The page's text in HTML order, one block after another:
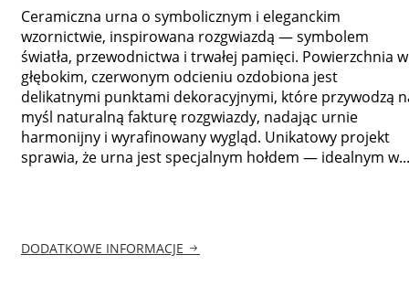
Ceramiczna urna o symbolicznym i eleganckim
wzornictwie, inspirowana rozgwiazdą — symbolem
światła, przewodnictwa i trwałej pamięci. Powierzchnia w
głębokim, czerwonym odcieniu ozdobiona jest
delikatnymi punktami dekoracyjnymi, które przywodzą
myśl naturalną fakturę rozgwiazdy, nadając urnie
harmonijny i wyrafinowany wygląd. Unikatowy projekt
sprawia, że urna jest specjalnym hołdem — idealnym w...
DODATKOWE INFORMACJE